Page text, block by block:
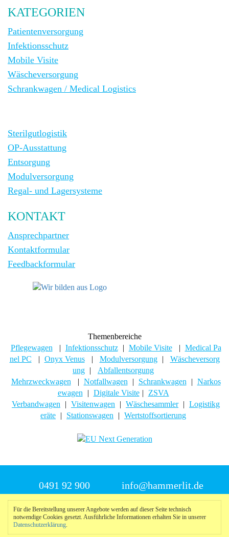
KATEGORIEN
Patientenversorgung
Infektionsschutz
Mobile Visite
Wäscheversorgung
Schrankwagen / Medical Logistics
Sterilgutlogistik
OP-Ausstattung
Entsorgung
Modulversorgung
Regal- und Lagersysteme
KONTAKT
Ansprechpartner
Kontaktformular
Feedbackformular
Themenbereiche
Pflegewagen
Infektionsschutz Mobile Visite
Medical Pa
nel PC
Onyx Venus Modulversorgung
Wäscheversorg
ung
Abfallentsorgung
Mehrzweckwagen
Notfallwagen Schrankwagen
Narkos
ewagen
Digitale Visite
ZSVA
Verbandwagen
Visitenwagen Wäschesammler
Logistikg
eräte
Stationswagen Wertstoffsortierung
0491 92 900 info@hammerlit.de
© 2025 Hammerlit
Impressum
nach
Für die Bereitstellung unserer Angebote werden auf dieser Seite technisch
notwendige Cookies gesetzt. Ausführliche Informationen erhalten Sie in unserer
Datenschutzerklärung.